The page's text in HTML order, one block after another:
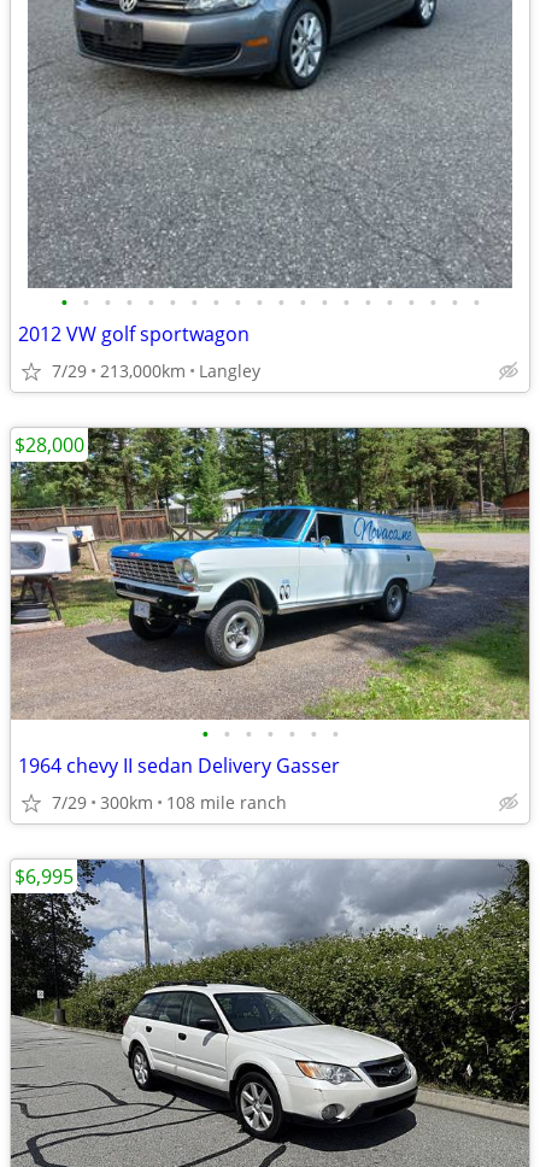
• • • • • • • • • • • • • • • • • • • •
2012 VW golf sportwagon
7/29 213,000km Langley
• • • • • • •
1964 chevy II sedan Delivery Gasser
7/29 300km 108 mile ranch
$28,000
$6,995